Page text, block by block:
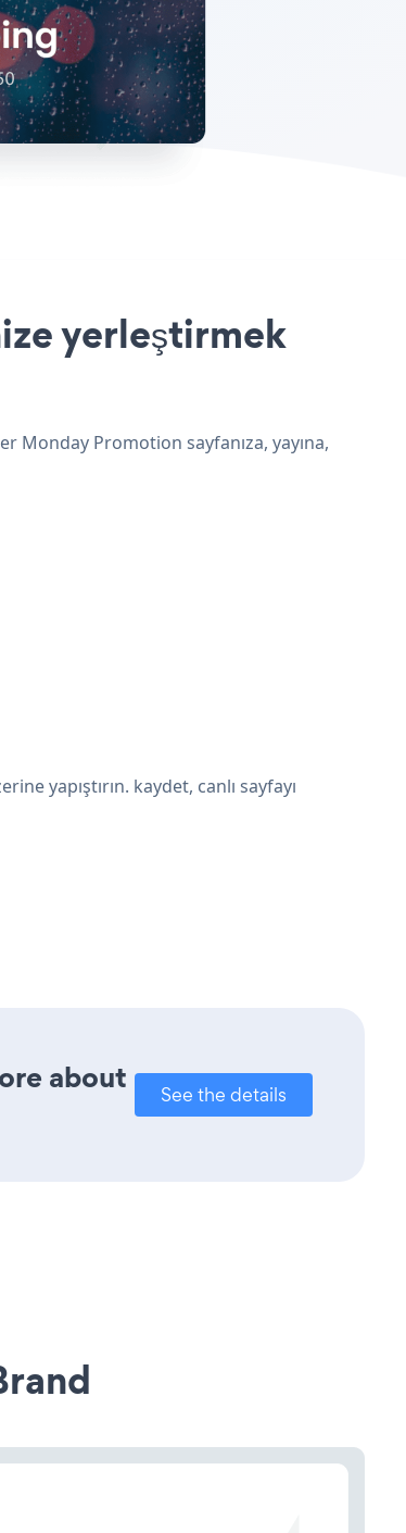
yerleştirmek
Monday Promotion sayfanıza, yayına,
yapıştırın. kaydet, canlı sayfayı
about
See the details